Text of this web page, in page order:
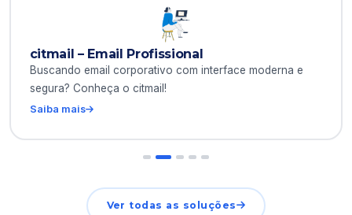
citmail – Email Profissional
Buscando email corporativo com interface moderna e
segura? Conheça o citmail!
Saiba mais
Ver todas as soluções